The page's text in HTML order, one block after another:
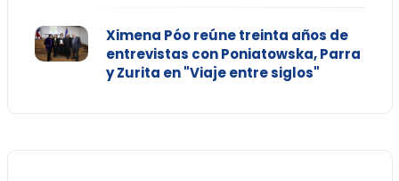
Ximena Póo reúne treinta años de
entrevistas con Poniatowska, Parra
y Zurita en "Viaje entre siglos"